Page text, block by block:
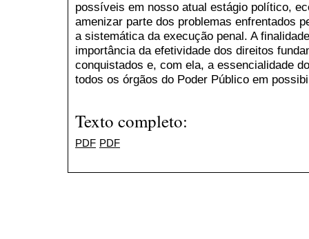
possíveis em nosso atual estágio político,
amenizar parte dos problemas enfrentados
a sistemática da execução penal. A
importância da efetividade dos direitos
conquistados e, com ela, a essencialidade
todos os órgãos do Poder Público em
Texto completo:
PDF PDF